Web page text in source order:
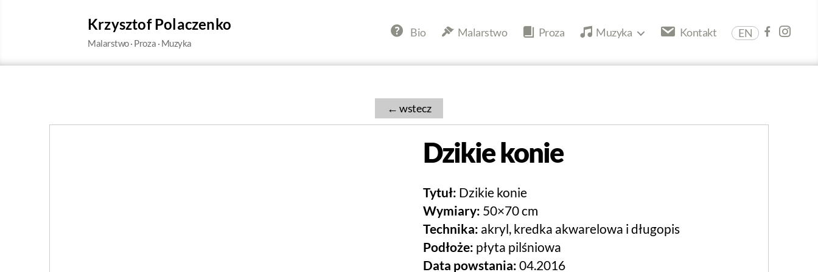
Krzysztof Polaczenko
Malarstwo · Proza · Muzyka
Bio Malarstwo Proza Muzyka Kontakt EN
←
Dzikie konie
Tytuł: Dzikie konie
Wymiary: 50×70 cm
Technika: akryl, kredka akwarelowa i długopis
Podłoże: płyta pilśniowa
Data powstania: 04.2016